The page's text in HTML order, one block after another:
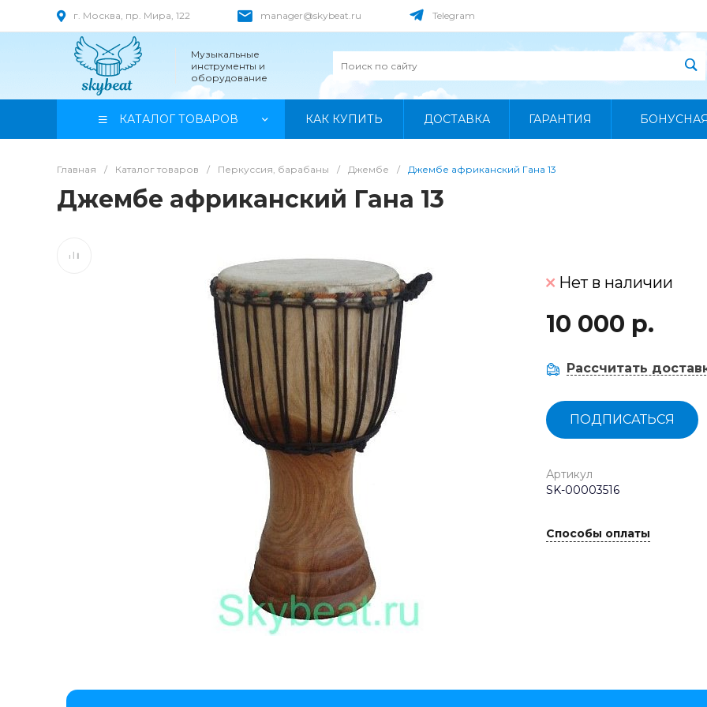
г. Москва, пр. Мира, 122 manager@skybeat.ru Telegram
Музыкальные
инструменты и
оборудование
КАТАЛОГ ТОВАРОВ КАК КУПИТЬ ДОСТАВКА ГАРАНТИЯ
Главная / Каталог товаров / Перкуссия, барабаны / Джембе / Джембе африканский Гана 13
Джембе африканский Гана 13
Нет в наличии
10 000 р.
Рассчитать
ПОДПИСАТЬСЯ
Артикул
SK-00003516
Способы оплаты